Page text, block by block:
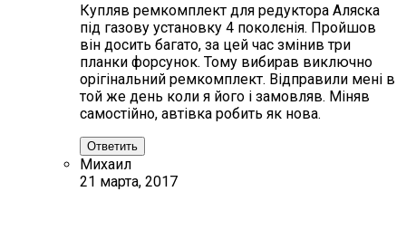
Купляв ремкомплект для редуктора Аляска
під газову установку 4 поколєнія. Пройшов
він досить багато, за цей час змінив три
планки форсунок. Тому вибирав виключно
орігінальний ремкомплект. Відправили мені в
той же день коли я його і замовляв. Міняв
самостійно, автівка робить як нова.
Ответить
Михаил
21 марта, 2017